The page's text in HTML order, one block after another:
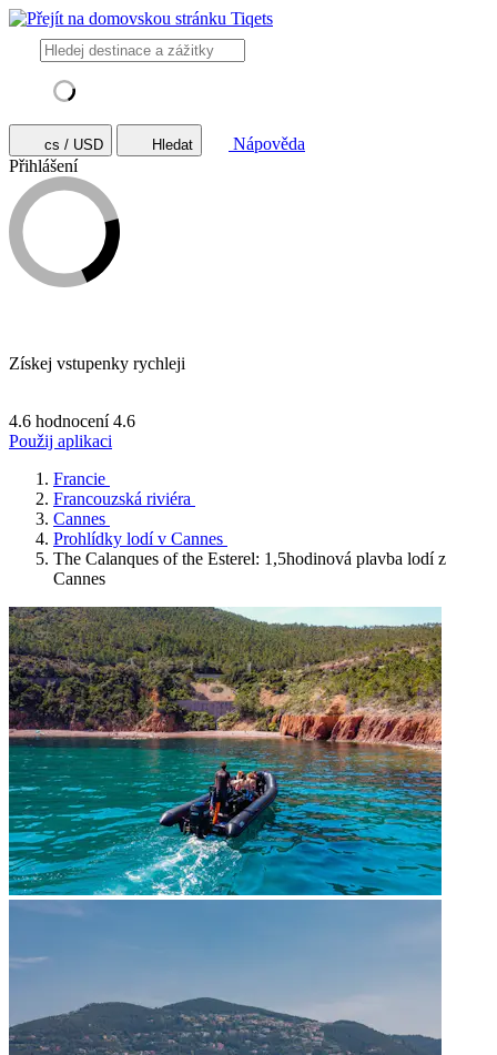
cs / USD Hledat
Nápověda
Přihlášení
Získej vstupenky rychleji
4.6 hodnocení 4.6
Použij aplikaci
Francie
Francouzská riviéra
Cannes
Prohlídky lodí v Cannes
The Calanques of the Esterel: 1,5hodinová plavba lodí z
Cannes